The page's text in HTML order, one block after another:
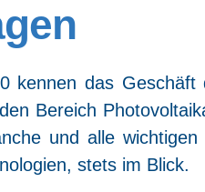
ken­nen das Geschäft
Bereich
und alle
stets im Blick.